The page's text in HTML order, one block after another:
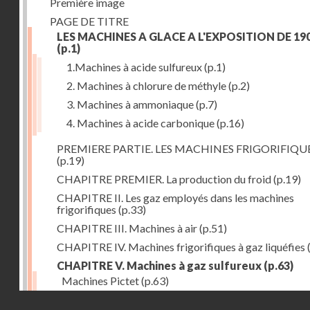
PAGE DE TITRE
LES MACHINES A GLACE A L'EXPOSITION DE
(p.1)
1.Machines à acide sulfureux(p.1)
2. Machines à chlorure de méthyle(p.2)
3. Machines à ammoniaque(p.7)
4. Machines à acide carbonique(p.16)
PREMIERE PARTIE. LES MACHINES
(p.19)
CHAPITRE PREMIER. La production du froid(p.19)
CHAPITRE II. Les gaz employés dans les machines
frigorifiques (p.33)
CHAPITRE III. Machines à air(p.51)
CHAPITRE IV. Machines frigorifiques à gaz liquéfies
CHAPITRE V. Machines à gaz sulfureux (p.63)
Machines Pictet(p.63)